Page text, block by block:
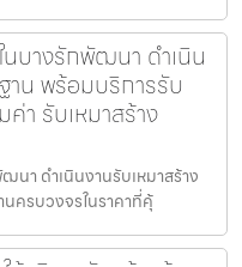
บางรักพัฒนา ดำเนิน
าน พร้อมบริการรับ
า รับเหมาสร้าง
า ดำเนินงานรับเหมาสร้าง
ครบวงจรในราคาที่คุ้